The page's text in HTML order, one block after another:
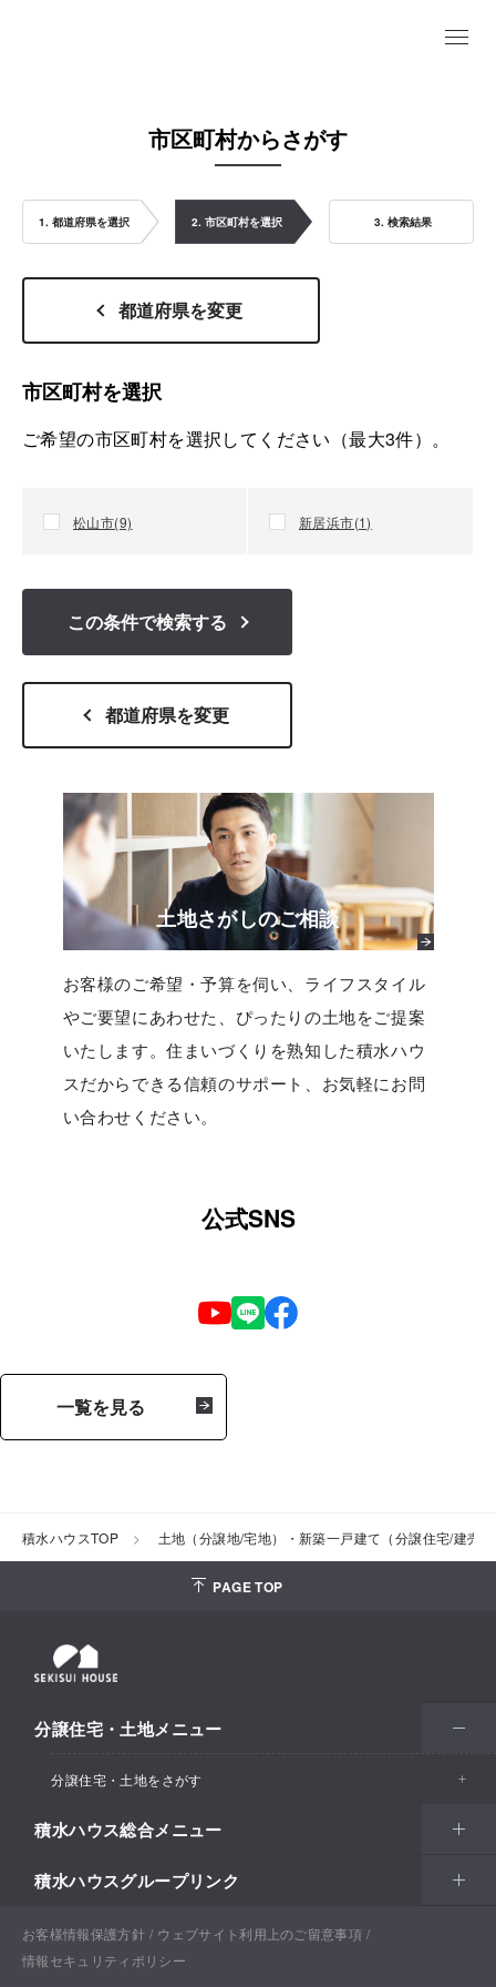
市区町村からさがす
1. 都道府県を選択 2. 市区町村を選択 3. 検索結果
都道府県を変更
市区町村を選択
ご希望の市区町村を選択してください（最大3件）。
松山市(9) 新居浜市(1)
この条件で検索する
都道府県を変更
土地さがしのご相談
お客様のご希望・予算を伺い、ライフスタイル
やご要望にあわせた、ぴったりの土地をご提案
いたします。住まいづくりを熟知した積水ハウ
スだからできる信頼のサポート、お気軽にお問
い合わせください。
公式SNS
一覧を見る
積水ハウスTOP 土地（分譲地/宅地）・新築一戸建て（分譲住宅/建売
PAGE TOP
分譲住宅・土地メニュー
分譲住宅・土地をさがす
エリアからさがす
北海道・東北
北海道
関東甲信越
市区町村からさがす
沿線・駅からさがす
積水ハウス総合メニュー
住まい
戸建住宅
土地活用
積水ハウスグループリンク
積水ハウスサポートプラス
お客様情報保護方針
ウェブサイト利用上のご留意事項
情報セキュリティポリシー